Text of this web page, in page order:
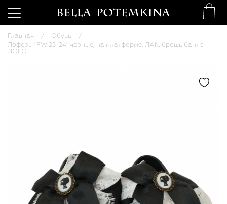
Главная
Обувь
Лоферы "FW 23-24" черные, на платформе, ЛАК, брошь бант с
ЛОГО